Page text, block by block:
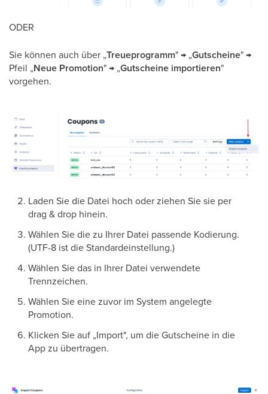
ODER
Sie können auch über „Treueprogramm" → „Gutscheine" →
Pfeil „Neue Promotion" → „Gutscheine importieren"
vorgehen.
Laden Sie die Datei hoch oder ziehen Sie sie per
drag & drop hinein.
Wählen Sie die zu Ihrer Datei passende Kodierung.
(UTF-8 ist die Standardeinstellung.)
Wählen Sie das in Ihrer Datei verwendete
Trennzeichen.
Wählen Sie eine zuvor im System angelegte
Promotion.
Klicken Sie auf „Import", um die Gutscheine in die
App zu übertragen.